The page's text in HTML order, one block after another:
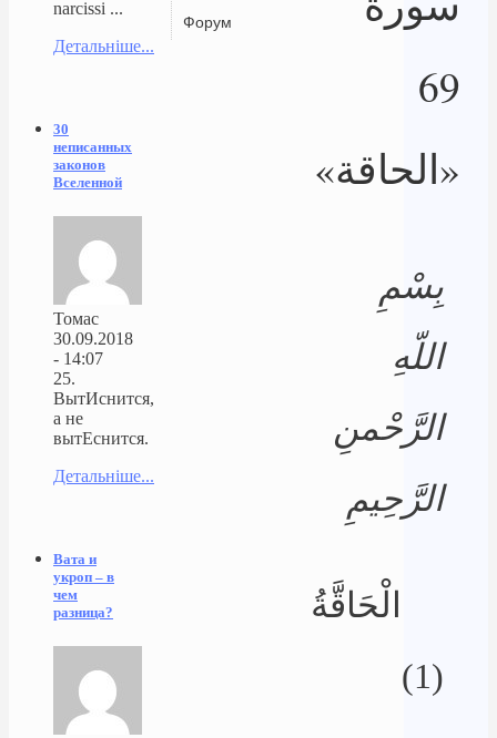
Форум
69
«الحاقة»
بِسْمِ
اللّهِ
الرَّحْمنِ
الرَّحِيمِ
الْحَاقَّةُ
(1)
narcissi ...
Детальніше...
30
неписанных
законов
Вселенной
Томас
30.09.2018
- 14:07
25.
ВытИснится,
а не
вытЕснится.
Детальніше...
Вата и
укроп – в
чем
разница?